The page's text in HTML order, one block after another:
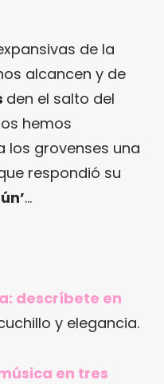
de la
alcancen y de
den el salto del
hemos
los grovenses una
respondió su
…
descríbete en
y elegancia.
en tres